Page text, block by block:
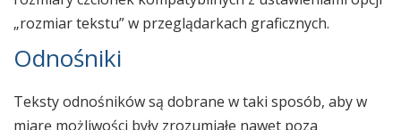
„rozmiar tekstu” w przeglądarkach graficznych.
Odnośniki
Teksty odnośników są dobrane w taki sposób, aby w
miarę możliwości były zrozumiałe nawet poza